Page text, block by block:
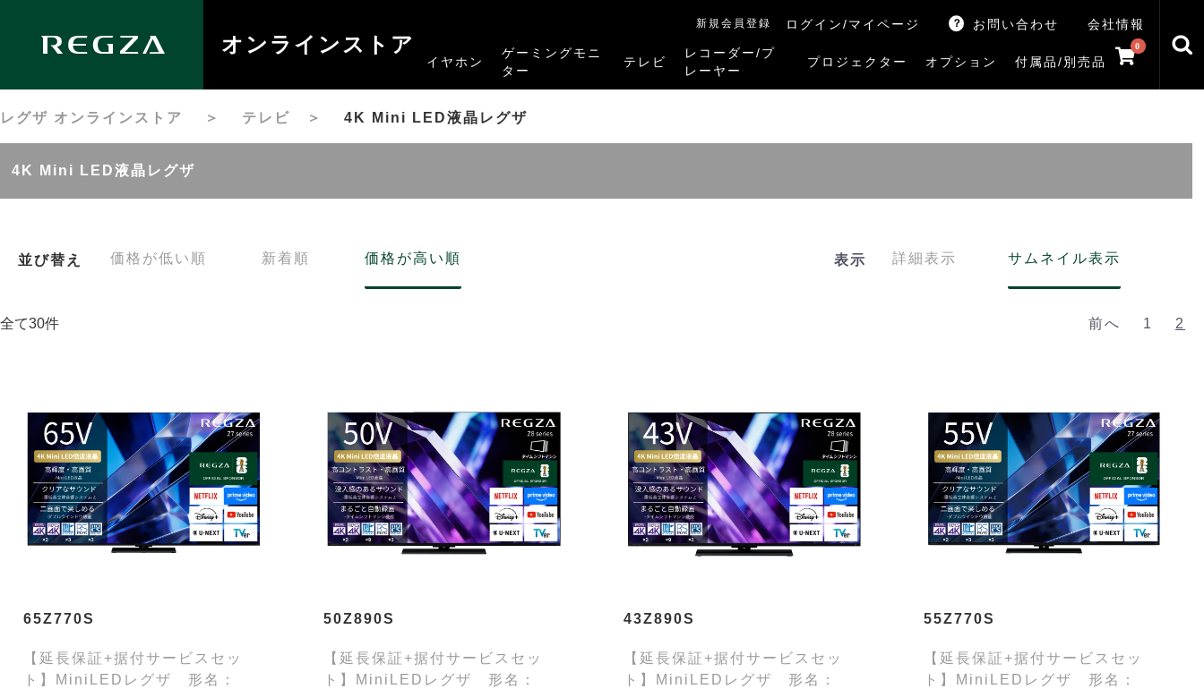
オンラインストア
新規会員登録 ログイン/マイページ お問い合わせ 会社情報
イヤホン
RB-A1Sシリーズ
ゲーミングモニ
ター
RM-27G5SR
RM-G245R
RM-G278R
RM-G277R
テレビ
レコーダー/プ
レーヤー
プロジェクター オプション 付属品/別売品
0
レグザ オンラインストア ＞ テレビ ＞ 4K Mini LED液晶レグザ
4K Mini LED液晶レグザ
並び替え 価格が低い順 新着順 価格が高い順 表示 詳細表示 サムネイル表示
全て30件 前へ 1 2
65Z770S
【延長保証+据付サービスセッ
ト】MiniLEDレグザ 形名：
50Z890S
【延長保証+据付サービスセッ
ト】MiniLEDレグザ 形名：
43Z890S
【延長保証+据付サービスセッ
ト】MiniLEDレグザ 形名：
55Z770S
【延長保証+据付サービスセッ
ト】MiniLEDレグザ 形名：